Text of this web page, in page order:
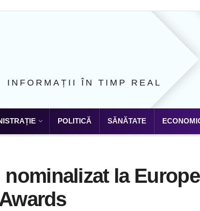
INFORMAȚII ÎN TIMP REAL
POLITICĂ SĂNĂTATE
nominalizat la